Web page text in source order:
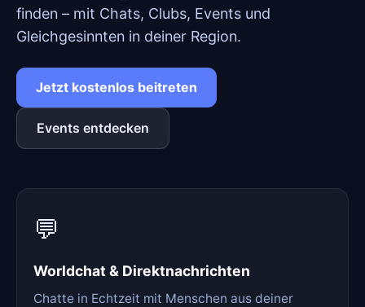
finden – mit Chats, Clubs, Events und
Gleichgesinnten in deiner Region.
Jetzt kostenlos beitreten
Events entdecken
💬
Worldchat & Direktnachrichten
Chatte in Echtzeit mit Menschen aus deiner